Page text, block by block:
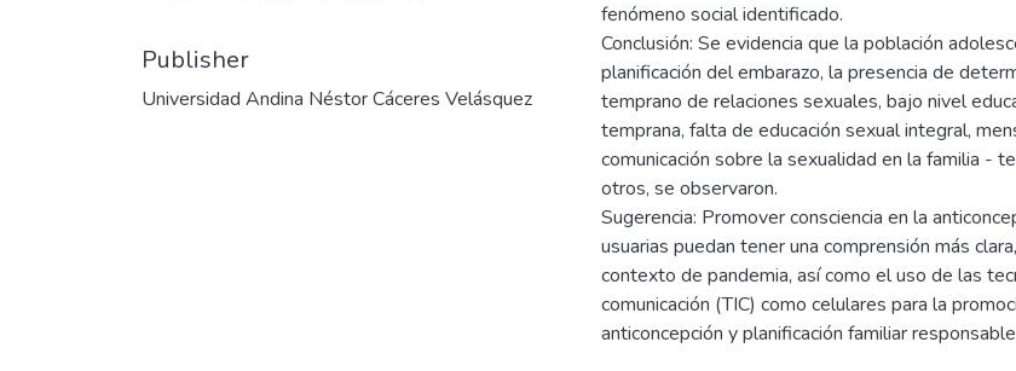
Publisher
Universidad Andina Néstor Cáceres Velásquez
fenómeno social identificado.
Conclusión: Se evidencia que la población
planificación del embarazo, la presencia de
temprano de relaciones sexuales, bajo nivel
temprana, falta de educación sexual integral,
comunicación sobre la sexualidad en la familia -
otros, se observaron.
Sugerencia: Promover consciencia en la
usuarias puedan tener una comprensión más
contexto de pandemia, así como el uso de las
comunicación (TIC) como celulares para la
anticoncepción y planificación familiar